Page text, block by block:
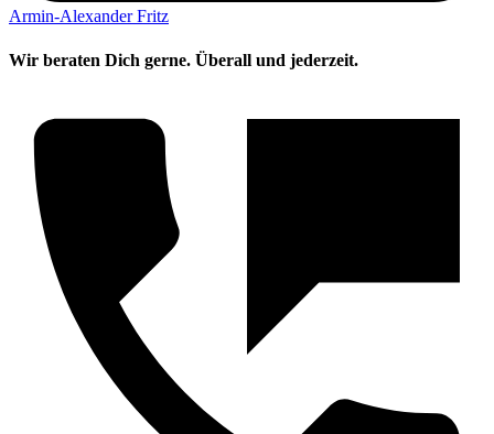
Armin-Alexander Fritz
Wir beraten Dich gerne. Überall und jederzeit.